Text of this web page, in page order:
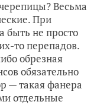
Весьма
При
быть не просто
то перепадов.
обрезная
обязательно
— такая фанера
отдельные